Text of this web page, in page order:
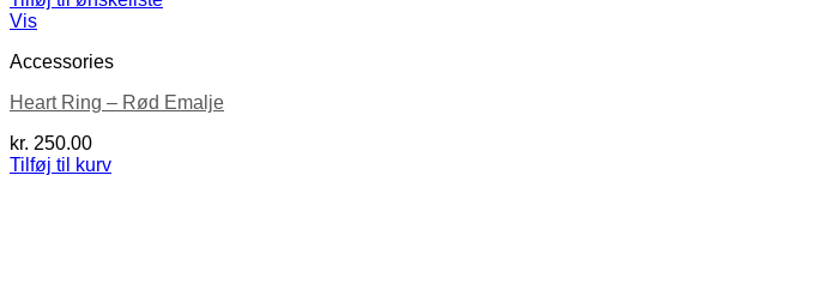
Vis
Accessories
Heart Ring – Rød Emalje
kr. 250.00
Tilføj til kurv